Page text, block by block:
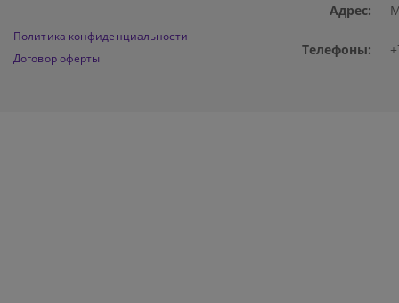
Политика конфиденциальности
Договор оферты
Адрес:
Телефоны: